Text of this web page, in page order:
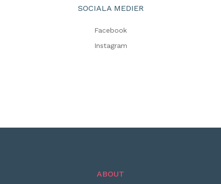
SOCIALA MEDIER
Facebook
Instagram
ABOUT